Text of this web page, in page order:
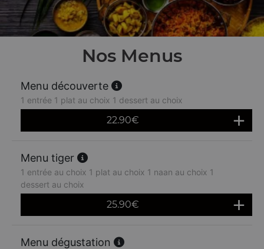
Nos Menus
Menu découverte
1 entrée 1 plat au choix 1 dessert au choix
22.90€
Menu tiger
1 entrée au choix 1 plat au choix 1 naan au choix 1
dessert au choix
25.90€
Menu dégustation